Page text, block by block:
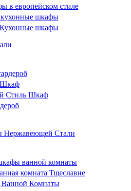
в европейском стиле
шкафы
шкафы
Шкаф
Стиль Шкаф
Стали
ванной комнаты
комната Тщеславие
Комнаты